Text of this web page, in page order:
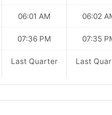
06:01 AM
07:36 PM
Last Quarter
06:02
07:35
Last